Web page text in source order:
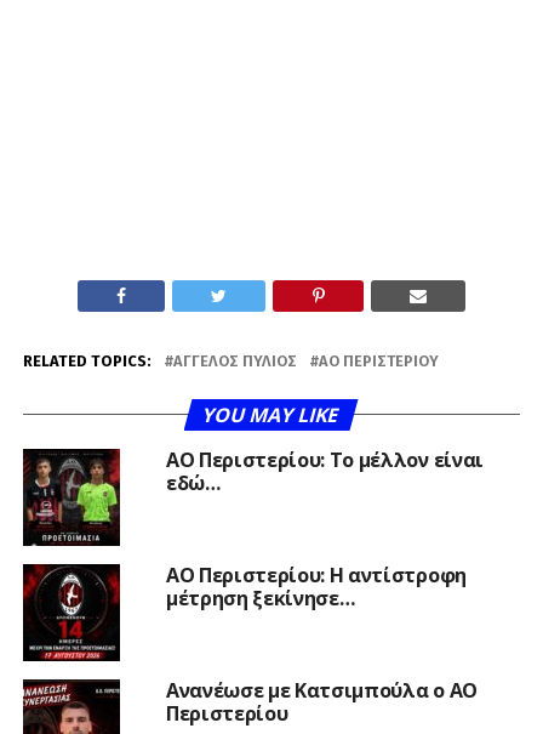
RELATED TOPICS: ΆΓΓΕΛΟΣ ΠΎΛΙΟΣ ΑΟ ΠΕΡΙΣΤΕΡΊΟΥ
YOU MAY LIKE
ΑΟ Περιστερίου: Το μέλλον είναι
εδώ…
ΑΟ Περιστερίου: Η αντίστροφη
μέτρηση ξεκίνησε…
Ανανέωσε με Κατσιμπούλα ο ΑΟ
Περιστερίου